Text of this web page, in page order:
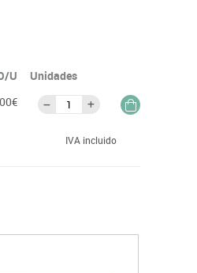
U
Unidades
IVA incluido